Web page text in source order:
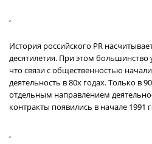
,
История российского PR
десятилетия. При этом
что связи с общественностью
деятельность в 80х годах. Только в
отдельным направлением
контракты появились в начале 1991
,